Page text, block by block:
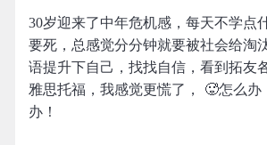
30岁迎来了中年危机感，每天不学点
要死，总感觉分分钟就要被社会给淘
语提升下自己，找找自信，看到拓友
雅思托福，我感觉更慌了， 🥵怎么办
办！